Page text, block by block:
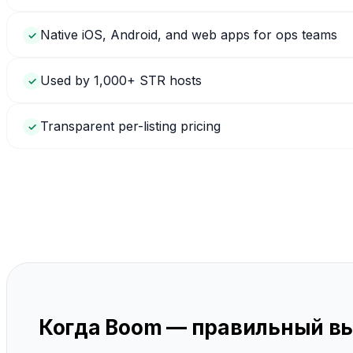
✓ Native iOS, Android, and web apps for ops teams
✓ Used by 1,000+ STR hosts
✓ Transparent per-listing pricing
Когда Boom — правильный